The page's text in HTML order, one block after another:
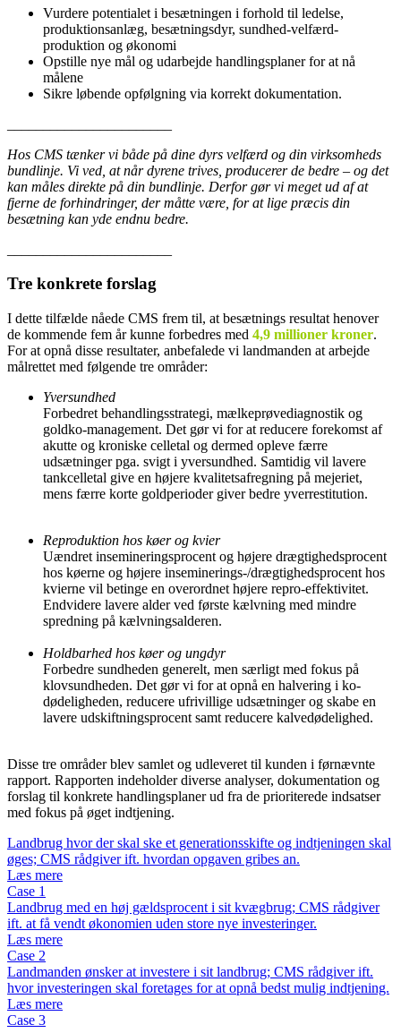
Vurdere potentialet i besætningen i forhold til ledelse,
produktionsanlæg, besætningsdyr, sundhed-velfærd-
produktion og økonomi
Opstille nye mål og udarbejde handlingsplaner for at nå
målene
Sikre løbende opfølgning via korrekt dokumentation.
Hos CMS tænker vi både på dine dyrs velfærd og din virksomheds
bundlinje. Vi ved, at når dyrene trives, producerer de bedre – og det
kan måles direkte på din bundlinje. Derfor gør vi meget ud af at
fjerne de forhindringer, der måtte være, for at lige præcis din
besætning kan yde endnu bedre.
Tre konkrete forslag
I dette tilfælde nåede CMS frem til, at besætnings resultat henover
de kommende fem år kunne forbedres med 4,9 millioner kroner.
For at opnå disse resultater, anbefalede vi landmanden at arbejde
målrettet med følgende tre områder:
Yversundhed
Forbedret behandlingsstrategi, mælkeprøvediagnostik og
goldko-management. Det gør vi for at reducere forekomst af
akutte og kroniske celletal og dermed opleve færre
udsætninger pga. svigt i yversundhed. Samtidig vil lavere
tankcelletal give en højere kvalitetsafregning på mejeriet,
mens færre korte goldperioder giver bedre yverrestitution.
Reproduktion hos køer og kvier
Uændret insemineringsprocent og højere drægtighedsprocent
hos køerne og højere inseminerings-/drægtighedsprocent hos
kvierne vil betinge en overordnet højere repro-effektivitet.
Endvidere lavere alder ved første kælvning med mindre
spredning på kælvningsalderen.
Holdbarhed hos køer og ungdyr
Forbedre sundheden generelt, men særligt med fokus på
klovsundheden. Det gør vi for at opnå en halvering i ko-
dødeligheden, reducere ufrivillige udsætninger og skabe en
lavere udskiftningsprocent samt reducere kalvedødelighed.
Disse tre områder blev samlet og udleveret til kunden i førnævnte
rapport. Rapporten indeholder diverse analyser, dokumentation og
forslag til konkrete handlingsplaner ud fra de prioriterede indsatser
med fokus på øget indtjening.
Landbrug hvor der skal ske et generationsskifte og indtjeningen skal
øges; CMS rådgiver ift. hvordan opgaven gribes an.
Læs mere
Case 1
Landbrug med en høj gældsprocent i sit kvægbrug; CMS rådgiver
ift. at få vendt økonomien uden store nye investeringer.
Læs mere
Case 2
Landmanden ønsker at investere i sit landbrug; CMS rådgiver ift.
hvor investeringen skal foretages for at opnå bedst mulig indtjening.
Læs mere
Case 3